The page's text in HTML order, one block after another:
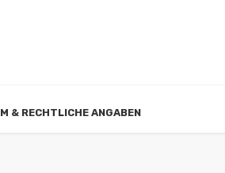
& RECHTLICHE ANGABEN